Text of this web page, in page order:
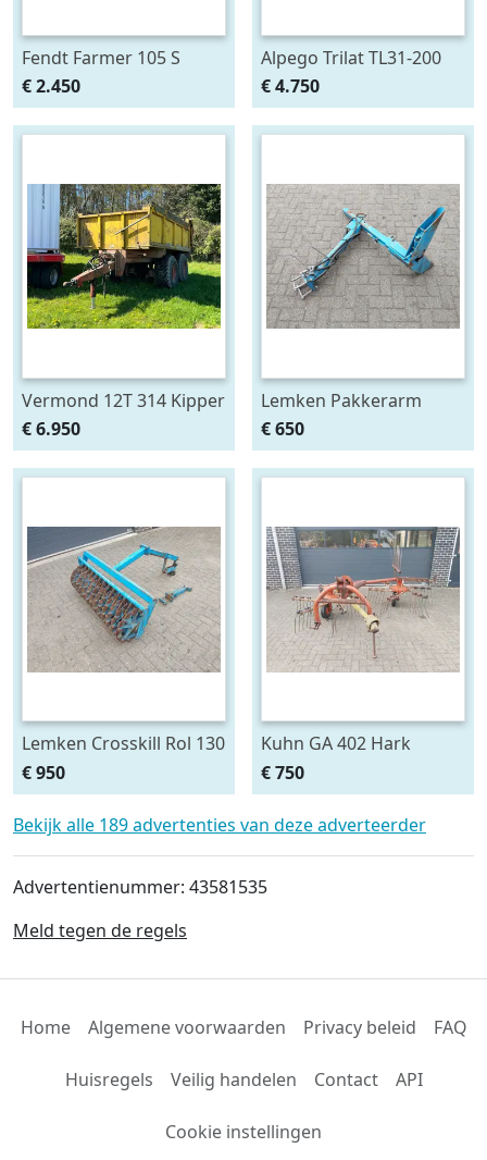
Fendt Farmer 105 S
€ 2.450
Alpego Trilat TL31-200
AM Verstek
Klepelmaaier
€ 4.750
Vermond 12T 314 Kipper
3 Zijdig
€ 6.950
Lemken Pakkerarm
passend aan Opal 90 en
110 ploeg
€ 650
Lemken Crosskill Rol 130
cm breed passen aan
Variopack vorenpakker
€ 950
Kuhn GA 402 Hark
€ 750
Bekijk alle 189 advertenties van deze adverteerder
Advertentienummer: 43581535
Meld tegen de regels
Home Algemene voorwaarden Privacy beleid FAQ
Huisregels Veilig handelen Contact API
Cookie instellingen